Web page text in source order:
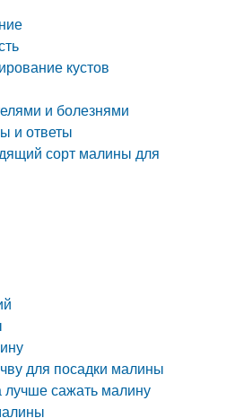
кустов
и болезнями
и ответы
сорт малины для
для посадки малины
лучше сажать малину